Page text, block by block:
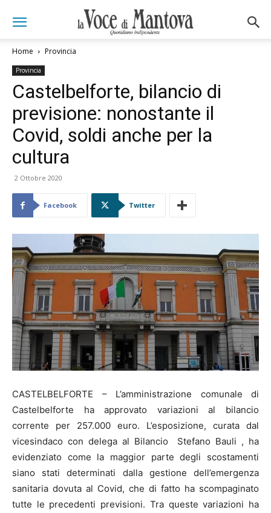
Home Provincia
Provincia
Castelbelforte, bilancio di
previsione: nonostante il
Covid, soldi anche per la
cultura
2 Ottobre 2020
Facebook Twitter
CASTELBELFORTE – L’amministrazione comunale di
Castelbelforte ha approvato variazioni al bilancio
corrente per 257.000 euro. L’esposizione, curata dal
vicesindaco con delega al Bilancio Stefano Bauli , ha
evidenziato come la maggior parte degli scostamenti
siano stati determinati dalla gestione dell’emergenza
sanitaria dovuta al Covid, che di fatto ha scompaginato
tutte le precedenti previsioni. Tra queste variazioni ha